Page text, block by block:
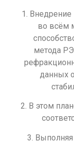
1.
во всём
метода
данных
2. В этом
3.